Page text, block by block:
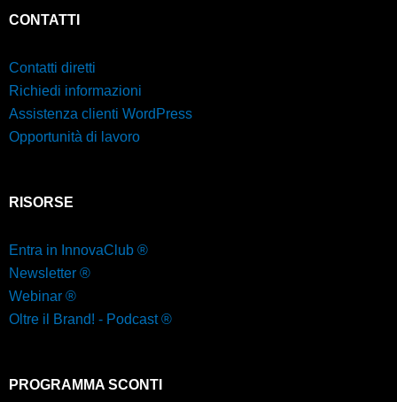
CONTATTI
Contatti diretti
Richiedi informazioni
Assistenza clienti WordPress
Opportunità di lavoro
RISORSE
Entra in InnovaClub ®
Newsletter ®
Webinar ®
Oltre il Brand! - Podcast ®
PROGRAMMA SCONTI